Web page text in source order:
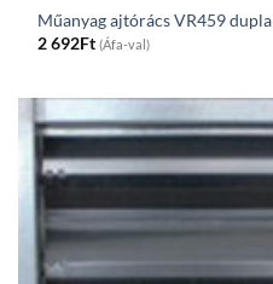
Műanyag ajtórács VR459
2 692Ft (Áfa-val)